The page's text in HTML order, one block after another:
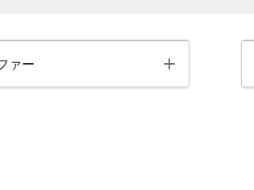
ァー Toggle